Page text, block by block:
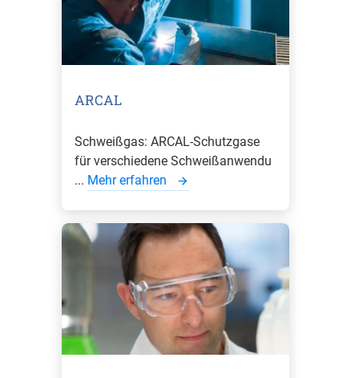
ARCAL
Schweißgas: ARCAL-Schutzgase
für verschiedene Schweißanwendu
... Mehr erfahren